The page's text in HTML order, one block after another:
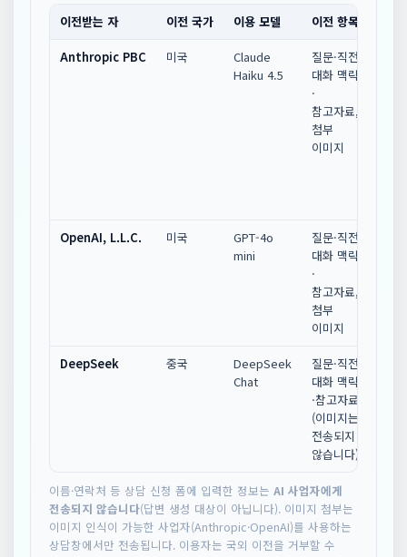
이전받는 자 이전 국가 이용 모델 이전 항목
Anthropic PBC 미국
Claude
Haiku 4.5
질문·직전
대화 맥락
·
참고자료,
첨부
이미지
OpenAI, L.L.C. 미국
GPT-4o
mini
질문·직전
대화 맥락
·
참고자료,
첨부
이미지
DeepSeek 중국
DeepSeek
Chat
질문·직전
대화 맥락
·참고자료
(이미지는
전송되지
않습니다)
이름·연락처 등 상담 신청 폼에 입력한 정보는 AI 사업자에게
전송되지 않습니다(답변 생성 대상이 아닙니다). 이미지 첨부는
이미지 인식이 가능한 사업자(Anthropic·OpenAI)를 사용하는
상담창에서만 전송됩니다. 이용자는 국외 이전을 거부할 수